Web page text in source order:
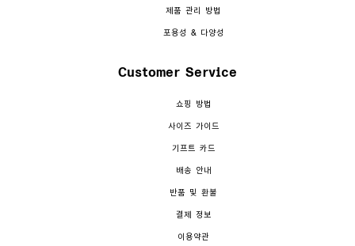
제품 관리 방법
포용성 & 다양성
Customer Service
쇼핑 방법
사이즈 가이드
기프트 카드
배송 안내
반품 및 환불
결제 정보
이용약관